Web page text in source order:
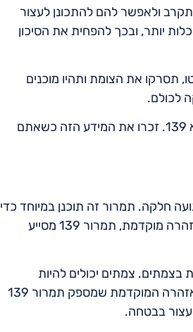
נהגים על הצומת המתקרב ולאפשר להם להתכונן לעצור
יותר, ובכך להפחית את הסיכון
תמרור 139 לפני תמרור 302, חשוב שתאטו, תסרקו את הצומת ותהיו מוכנים
לכולם.
לסיכום, התשובה לשאלה “איזה תמרור אזהרה מוצב לעתים לפני תמרור 302?” היא 139. זכרו את המידע הזה כשאתם
תנועה חלקה. תמרור זה תוכנן במיוחד כדי
להתריע לנהגים על הימצאותו של תמרור ‘עצור’ (302) בהמשך הדרך. על ידי מתן אזהרה מוקדמת, תמרור 139 מסייע
היא יכולתו להפחית תאונות בצמתים. צמתים יכולים להיות
מסוכנים, במיוחד כאשר הראות מוגבלת או כאשר נהגים אינם מכירים את האזור. האזהרה המוקדמת שמספק תמרור 139
בבטחה.